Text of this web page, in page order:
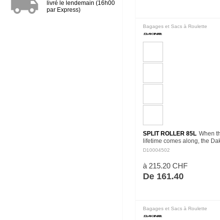
livré le lendemain (16h00
par Express)
Bagages et Sacs à Roulette
SPLIT ROLLER 85L When
lifetime comes along, the
Roller 85L travel bag gives
and must-have…
D10004502
à 215.20 CHF
De 161.40
Bagages et Sacs à Roulette